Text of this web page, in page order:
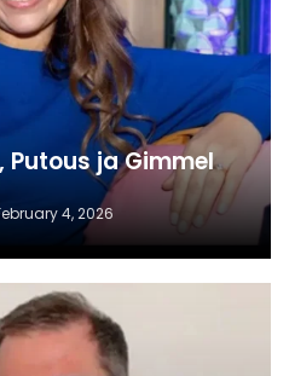
Putous ja Gimmel
4, 2026